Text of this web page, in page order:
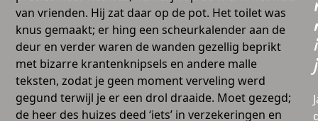
van vrienden. Hij zat daar op de pot. Het toilet was
knus gemaakt; er hing een scheurkalender aan de
deur en verder waren de wanden gezellig beprikt
met bizarre krantenknipsels en andere malle
teksten, zodat je geen moment verveling werd
gegund terwijl je er een drol draaide. Moet gezegd;
de heer des huizes deed ‘iets’ in verzekeringen en
i
j